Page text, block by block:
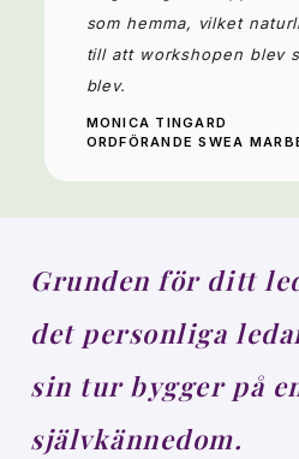
som hemma, vilket
till att workshopen blev
blev.
MONICA TINGARD
ORDFÖRANDE SWEA
Grunden för ditt
det personliga
sin tur bygger på
självkännedom.